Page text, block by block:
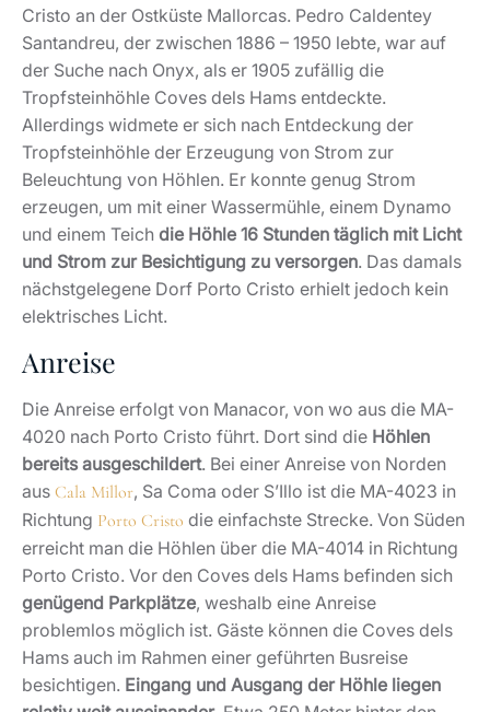
Cristo an der Ostküste Mallorcas. Pedro Caldentey
Santandreu, der zwischen 1886 – 1950 lebte, war auf
der Suche nach Onyx, als er 1905 zufällig die
Tropfsteinhöhle Coves dels Hams entdeckte.
Allerdings widmete er sich nach Entdeckung der
Tropfsteinhöhle der Erzeugung von Strom zur
Beleuchtung von Höhlen. Er konnte genug Strom
erzeugen, um mit einer Wassermühle, einem Dynamo
und einem Teich die Höhle 16 Stunden täglich mit Licht
und Strom zur Besichtigung zu versorgen. Das damals
nächstgelegene Dorf Porto Cristo erhielt jedoch kein
elektrisches Licht.
Anreise
Die Anreise erfolgt von Manacor, von wo aus die MA-
4020 nach Porto Cristo führt. Dort sind die Höhlen
bereits ausgeschildert. Bei einer Anreise von Norden
aus Cala Millor, Sa Coma oder S’Illo ist die MA-4023 in
Richtung Porto Cristo die einfachste Strecke. Von Süden
erreicht man die Höhlen über die MA-4014 in Richtung
Porto Cristo. Vor den Coves dels Hams befinden sich
genügend Parkplätze, weshalb eine Anreise
problemlos möglich ist. Gäste können die Coves dels
Hams auch im Rahmen einer geführten Busreise
besichtigen. Eingang und Ausgang der Höhle liegen